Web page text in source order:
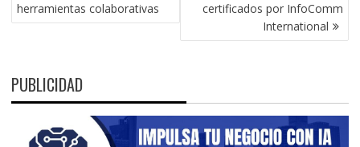
herramientas colaborativas
certificados por InfoComm
International
PUBLICIDAD